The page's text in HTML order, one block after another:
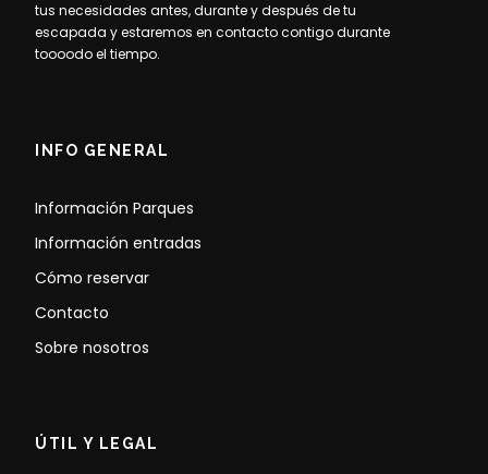
tus necesidades antes, durante y después de tu
escapada y estaremos en contacto contigo durante
toooodo el tiempo.
INFO GENERAL
Información Parques
Información entradas
Cómo reservar
Contacto
Sobre nosotros
ÚTIL Y LEGAL